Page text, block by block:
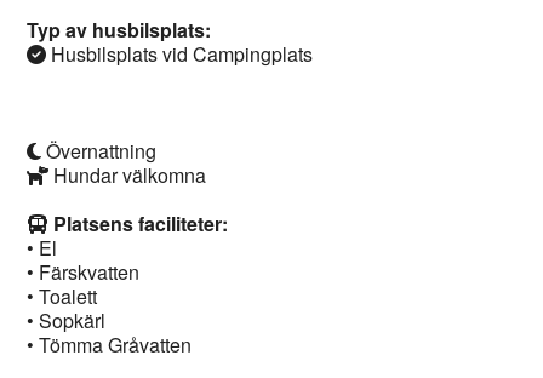
Typ av husbilsplats:
Husbilsplats vid Campingplats
Övernattning
Hundar välkomna
Platsens faciliteter:
• El
• Färskvatten
• Toalett
• Sopkärl
• Tömma Gråvatten